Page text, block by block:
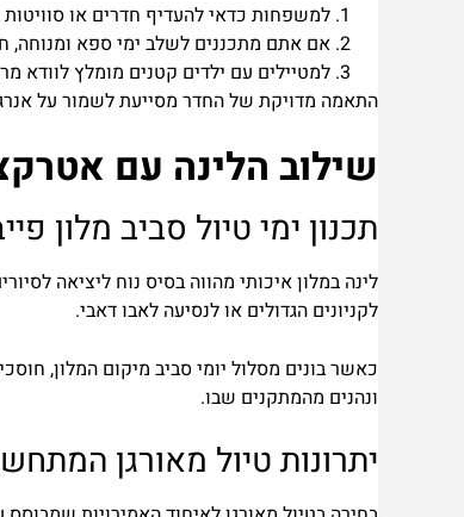
למשפחות כדאי להעדיף חדרים או
אם אתם מתכננים לשלב ימי ספא ומנוחה,
למטיילים עם ילדים קטנים מומלץ לוודא
התאמה מדויקת של החדר מסייעת לשמור על
שילוב הלינה עם
תכנון ימי טיול סביב מלון
לינה במלון איכותי מהווה בסיס נוח ליציאה
לקניונים הגדולים או לנסיעה לאבו דאבי.
כאשר בונים מסלול יומי סביב מיקום המלון,
ונהנים מהמתקנים שבו.
יתרונות טיול מאורגן